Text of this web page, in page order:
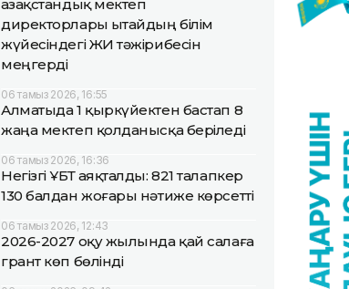
Қазақстандық мектеп
директорлары Қытайдың білім
жүйесіндегі ЖИ тәжірибесін
меңгерді
06 тамыз 2026, 16:55
Алматыда 1 қыркүйектен бастап 8
жаңа мектеп қолданысқа беріледі
06 тамыз 2026, 16:36
Негізгі ҰБТ аяқталды: 821 талапкер
130 балдан жоғары нәтиже көрсетті
06 тамыз 2026, 12:43
2026-2027 оқу жылында қай салаға
грант көп бөлінді